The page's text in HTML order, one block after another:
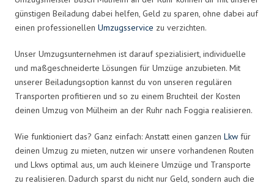
günstigen Beiladung dabei helfen, Geld zu sparen, ohne dabei auf
einen professionellen Umzugsservice zu verzichten.
Unser Umzugsunternehmen ist darauf spezialisiert, individuelle
und maßgeschneiderte Lösungen für Umzüge anzubieten. Mit
unserer Beiladungsoption kannst du von unseren regulären
Transporten profitieren und so zu einem Bruchteil der Kosten
deinen Umzug von Mülheim an der Ruhr nach Foggia realisieren.
Wie funktioniert das? Ganz einfach: Anstatt einen ganzen Lkw für
deinen Umzug zu mieten, nutzen wir unsere vorhandenen Routen
und Lkws optimal aus, um auch kleinere Umzüge und Transporte
zu realisieren. Dadurch sparst du nicht nur Geld, sondern auch die